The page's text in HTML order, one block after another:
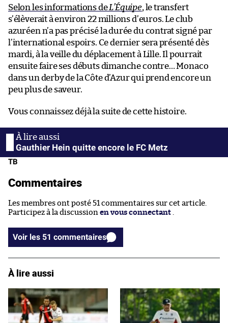
Selon les informations deL’Équipe, le transfert
s’élèverait à environ 22 millions d’euros. Le club
azuréen n’a pas précisé la durée du contrat signé par
l’international espoirs. Ce dernier sera présenté dès
mardi, à la veille du déplacement à Lille. Il pourrait
ensuite faire ses débuts dimanche contre… Monaco
dans un derby de la Côte d’Azur qui prend encore un
peu plus de saveur.
Vous connaissez déjà la suite de cette histoire.
Gauthier Hein quitte encore le FC Metz
TB
Commentaires
Les membres ont posté 51 commentaires sur cet article.
Participez à la discussion en vous connectant
Voir les 51 commentaires
À lire aussi